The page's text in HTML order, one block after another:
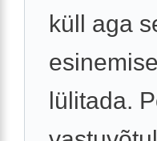
küll aga
lülitada.